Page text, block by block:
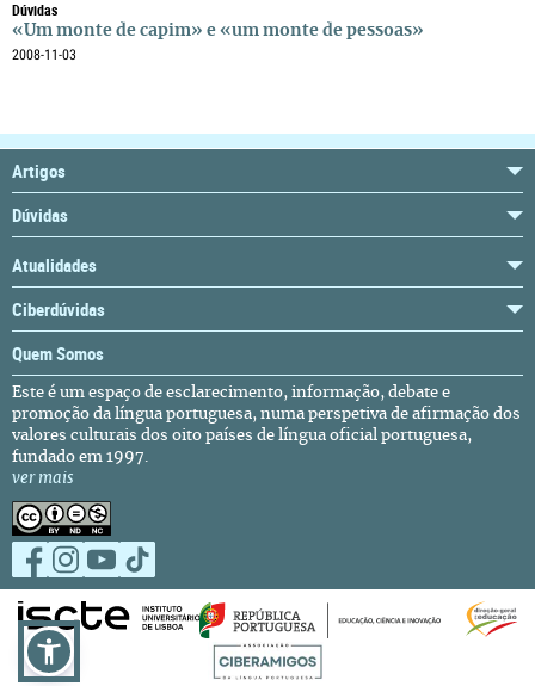
Dúvidas
«Um monte de capim» e «um monte de pessoas»
2008-11-03
Artigos
Dúvidas
Atualidades
Ciberdúvidas
Quem Somos
Este é um espaço de esclarecimento, informação, debate e
promoção da língua portuguesa, numa perspetiva de afirmação dos
valores culturais dos oito países de língua oficial portuguesa,
fundado em 1997.
ver mais